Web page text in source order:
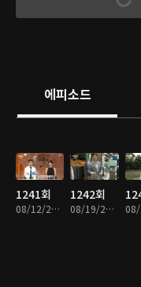
에피소드
1241회
08/12/2023 • 57분
1242회
08/19/2023 • 57분